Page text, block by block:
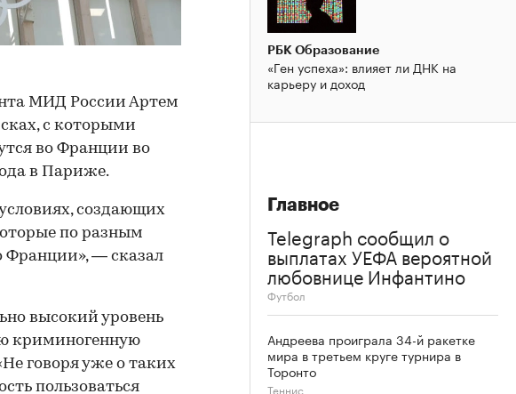
МИД России Артем
с которыми
во Франции во
в Париже.
создающих
по разным
Франции», — сказал
высокий уровень
криминогенную
говоря уже о таких
пользоваться
РБК Образование
«Ген успеха»: влияет ли ДНК на
карьеру и доход
Главное
Telegraph сообщил о
выплатах УЕФА вероятной
любовнице Инфантино
Футбол
Андреева проиграла 34-й ракетке
мира в третьем круге турнира в
Торонто
Теннис